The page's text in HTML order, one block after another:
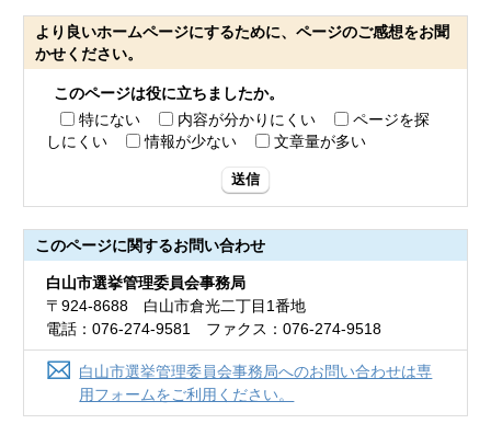
より良いホームページにするために、ページのご感想をお聞
かせください。
このページは役に立ちましたか。
特にない
内容が分かりにくい
ページを探
しにくい
情報が少ない 文章量が多い
送信
このページに関するお問い合わせ
白山市選挙管理委員会事務局
〒924-8688 白山市倉光二丁目1番地
電話：076-274-9581 ファクス：076-274-9518
白山市選挙管理委員会事務局へのお問い合わせは専
用フォームをご利用ください。